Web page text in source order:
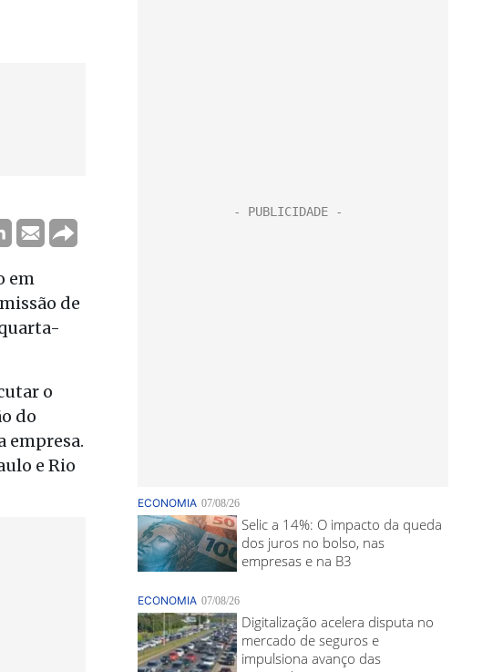
em
de
o
do
empresa.
e Rio